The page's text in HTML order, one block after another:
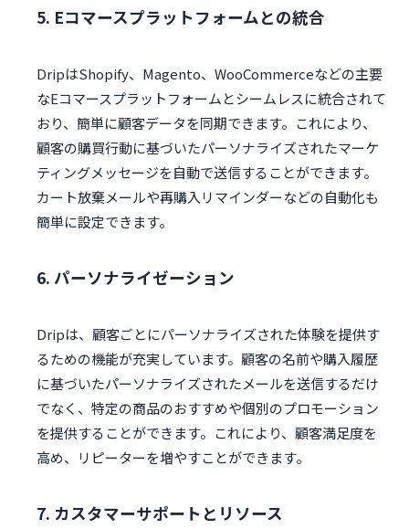
5. Eコマースプラットフォームとの統合
DripはShopify、Magento、WooCommerceなどの主要
なEコマースプラットフォームとシームレスに統合されて
おり、簡単に顧客データを同期できます。これにより、
顧客の購買行動に基づいたパーソナライズされたマーケ
ティングメッセージを自動で送信することができます。
カート放棄メールや再購入リマインダーなどの自動化も
簡単に設定できます。
6. パーソナライゼーション
Dripは、顧客ごとにパーソナライズされた体験を提供す
るための機能が充実しています。顧客の名前や購入履歴
に基づいたパーソナライズされたメールを送信するだけ
でなく、特定の商品のおすすめや個別のプロモーション
を提供することができます。これにより、顧客満足度を
高め、リピーターを増やすことができます。
7. カスタマーサポートとリソース